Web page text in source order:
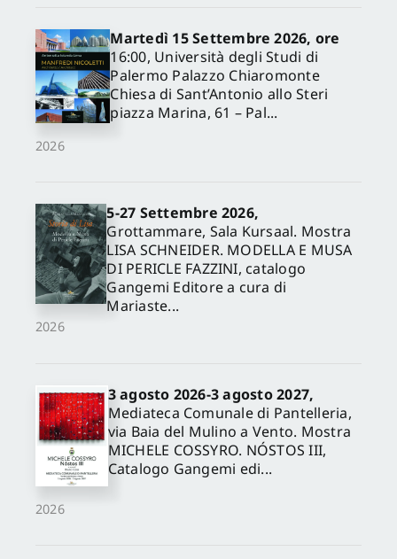
2026
Martedì 15 Settembre 2026, ore
16:00, Università degli Studi di
Palermo Palazzo Chiaromonte
Chiesa di Sant’Antonio allo Steri
piazza Marina, 61 – Pal...
2026
5-27 Settembre 2026,
Grottammare, Sala Kursaal. Mostra
LISA SCHNEIDER. MODELLA E MUSA
DI PERICLE FAZZINI, catalogo
Gangemi Editore a cura di
Mariaste...
2026
3 agosto 2026-3 agosto 2027,
Mediateca Comunale di Pantelleria,
via Baia del Mulino a Vento. Mostra
MICHELE COSSYRO. NÓSTOS III,
Catalogo Gangemi edi...